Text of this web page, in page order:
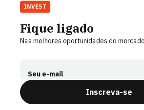
Fique ligado
Nas melhores oportunidades do
Seu e-mail
Inscreva-se
INVEST